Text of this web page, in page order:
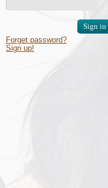
Forget password?
Sign up!